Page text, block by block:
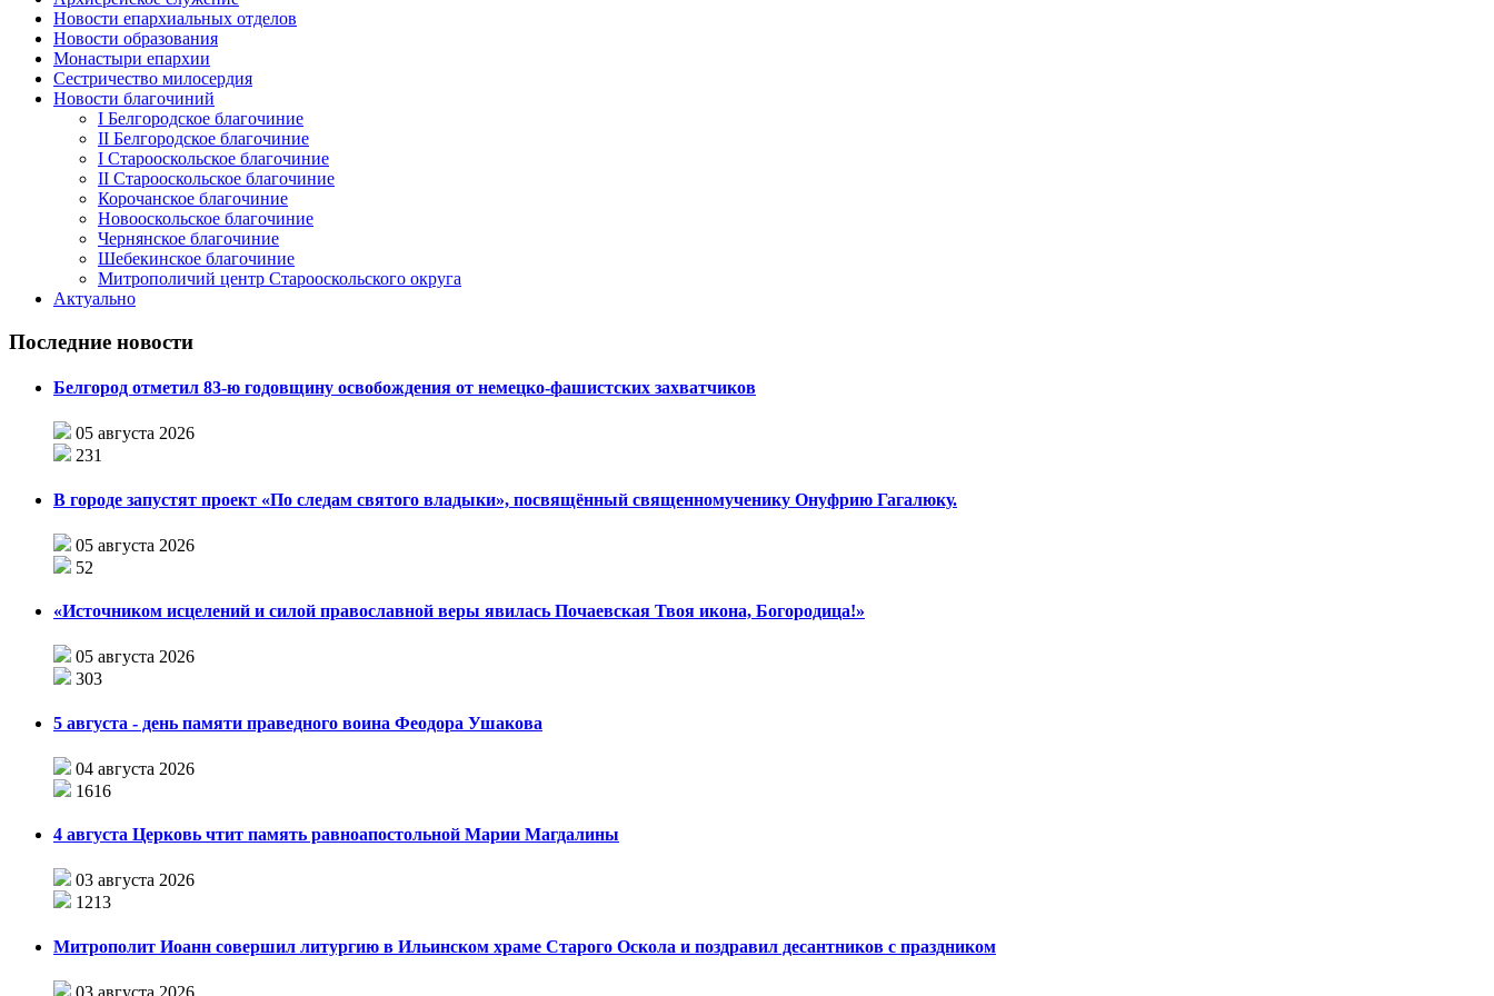
Новости епархиальных отделов
Новости образования
Монастыри епархии
Сестричество милосердия
Новости благочиний
I Белгородское благочиние
II Белгородское благочиние
I Старооскольское благочиние
II Старооскольское благочиние
Корочанское благочиние
Новооскольское благочиние
Чернянское благочиние
Шебекинское благочиние
Митрополичий центр Старооскольского округа
Актуально
Последние новости
Белгород отметил 83-ю годовщину освобождения от немецко-фашистских захватчиков
05 августа 2026
231
В городе запустят проект «По следам святого владыки», посвящённый священномученику Онуфрию Гагалюку.
05 августа 2026
52
«Источником исцелений и силой православной веры явилась Почаевская Твоя икона, Богородица!»
05 августа 2026
303
5 августа - день памяти праведного воина Феодора Ушакова
04 августа 2026
1616
4 августа Церковь чтит память равноапостольной Марии Магдалины
03 августа 2026
1213
Митрополит Иоанн совершил литургию в Ильинском храме Старого Оскола и поздравил десантников с праздником
03 августа 2026